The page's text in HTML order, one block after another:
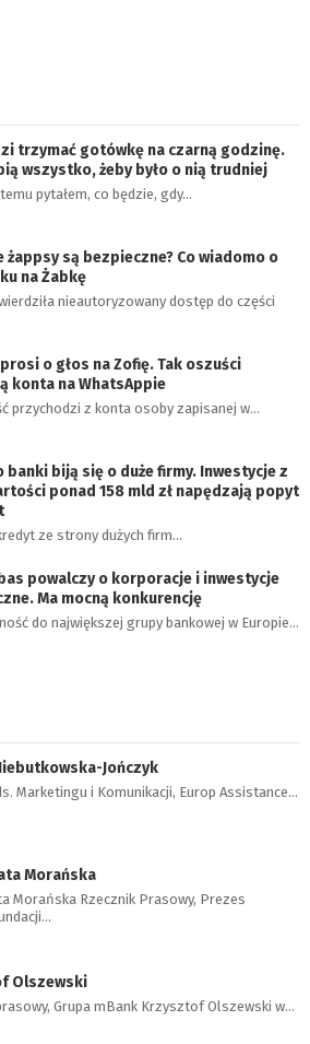
trzymać gotówkę na czarną godzinę.
wszystko, żeby było o nią trudniej
pytałem, co będzie, gdy…
żappsy są bezpieczne? Co wiadomo o
na Żabkę
nieautoryzowany dostęp do części
o głos na Zofię. Tak oszuści
konta na WhatsAppie
przychodzi z konta osoby zapisanej w…
banki biją się o duże firmy. Inwestycje z
ponad 158 mld zł napędzają popyt
ze strony dużych firm…
powalczy o korporacje i inwestycje
Ma mocną konkurencję
do największej grupy bankowej w Europie…
Jończyk
Marketingu i Komunikacji, Europ Assistance…
Morańska
Morańska Rzecznik Prasowy, Prezes
Olszewski
Grupa mBank Krzysztof Olszewski w…